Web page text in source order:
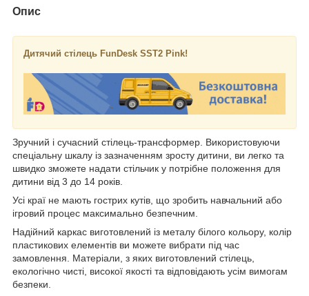
Опис
Дитячий стілець FunDesk SST2 Pink!
Зручний і сучасний стілець-трансформер. Використовуючи
спеціальну шкалу із зазначенням зросту дитини, ви легко та
швидко зможете надати стільчик у потрібне положення для
дитини від 3 до 14 років.
Усі краї не мають гострих кутів, що зробить навчальний або
ігровий процес максимально безпечним.
Надійний каркас виготовлений із металу білого кольору, колір
пластикових елементів ви можете вибрати під час
замовлення. Матеріали, з яких виготовлений стілець,
екологічно чисті, високої якості та відповідають усім вимогам
безпеки.